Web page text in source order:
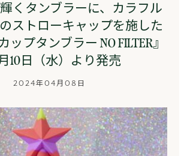
くタンブラーに、カラフル
ストローキャップを施した
ップタンブラー NO FILTER』
10日（水）より発売
2024年04月08日